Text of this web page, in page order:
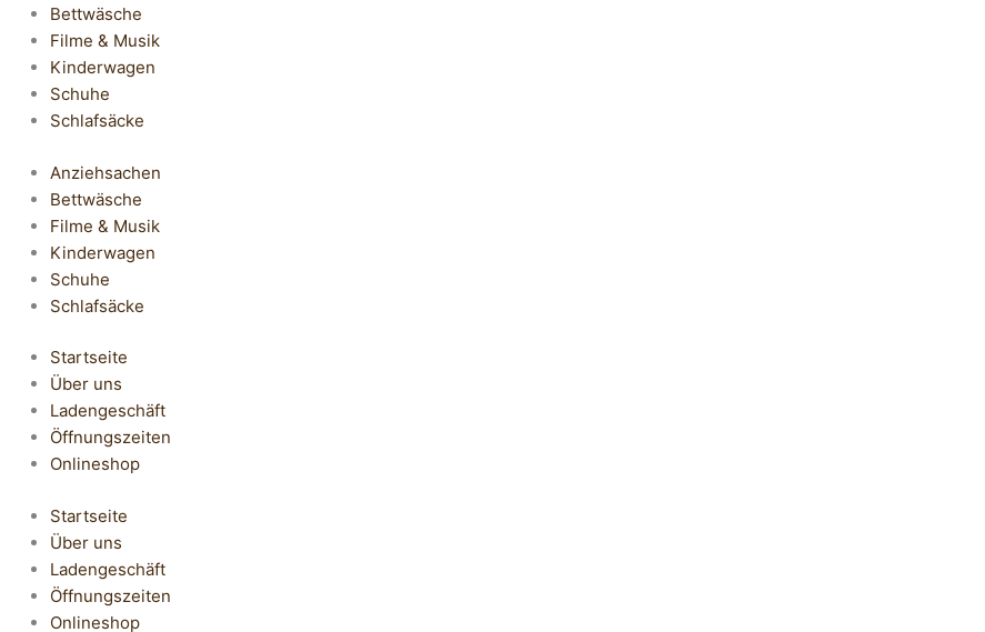
Bettwäsche
Filme & Musik
Kinderwagen
Schuhe
Schlafsäcke
Anziehsachen
Bettwäsche
Filme & Musik
Kinderwagen
Schuhe
Schlafsäcke
Startseite
Über uns
Ladengeschäft
Öffnungszeiten
Onlineshop
Startseite
Über uns
Ladengeschäft
Öffnungszeiten
Onlineshop